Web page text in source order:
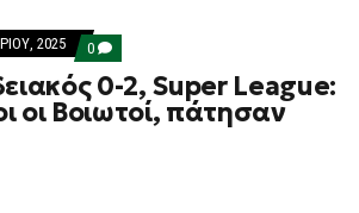
2025 0 COMMENTS
ON
ΑΕΛ
–
ΛΕΒΑΔΕΙΑΚΌΣ
0-2, Super League:
οι Βοιωτοί, πάτησαν